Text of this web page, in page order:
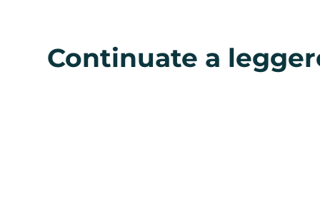
Continuate a